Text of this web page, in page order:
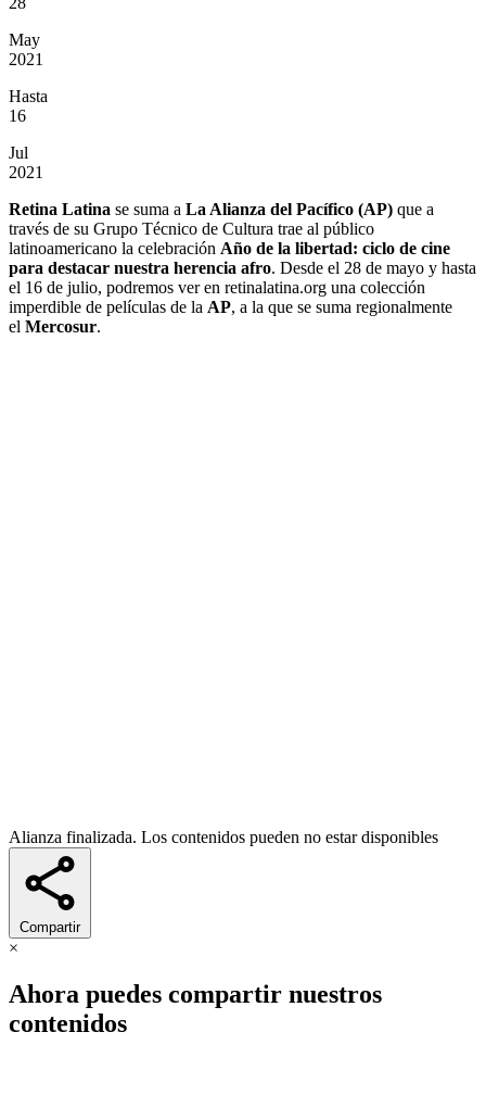
May
2021
Hasta
16
Jul
2021
Retina Latina se suma a La Alianza del Pacífico (AP) que a
través de su Grupo Técnico de Cultura trae al público
latinoamericano la celebración Año de la libertad: ciclo de cine
para destacar nuestra herencia afro. Desde el 28 de mayo y hasta
el 16 de julio, podremos ver en retinalatina.org una colección
imperdible de películas de la AP, a la que se suma regionalmente
el Mercosur.
Alianza finalizada. Los contenidos pueden no estar disponibles
Compartir
×
Ahora puedes compartir nuestros
contenidos